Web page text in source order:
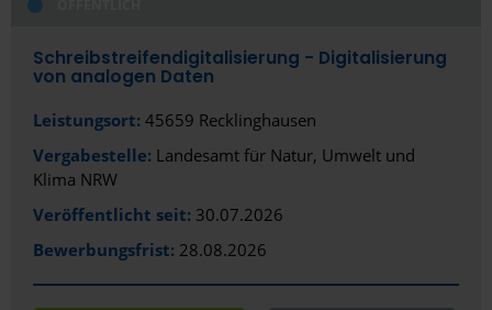
Schreibstreifendigitalisierung - Digitalisierung
von analogen Daten
Leistungsort: 45659 Recklinghausen
Vergabestelle: Landesamt für Natur, Umwelt und
Klima NRW
Veröffentlicht seit: 30.07.2026
Bewerbungsfrist: 28.08.2026